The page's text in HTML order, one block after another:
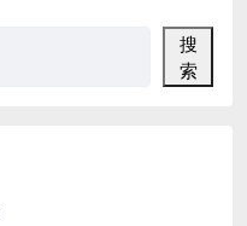
搜
索